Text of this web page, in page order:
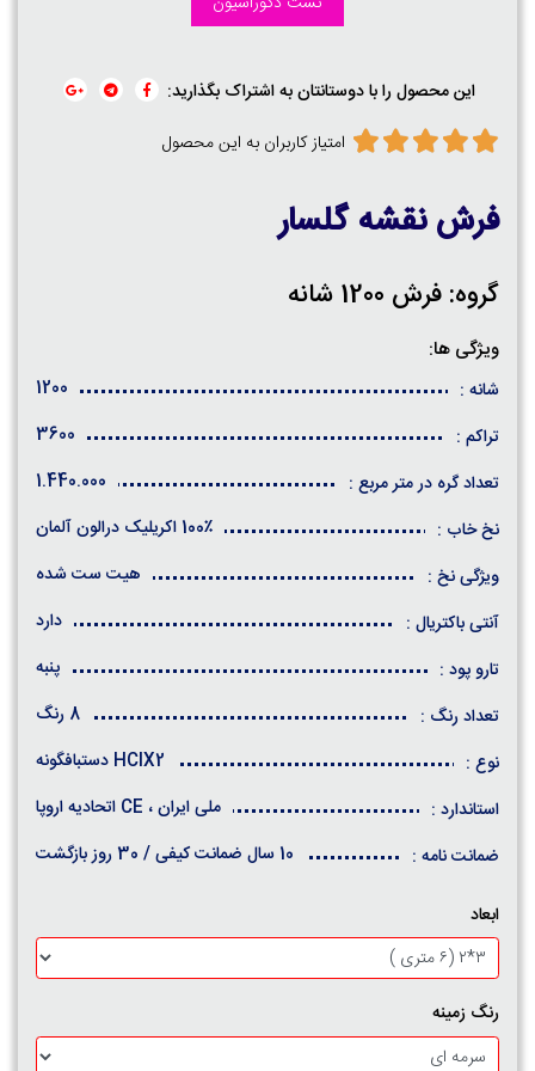
این محصول را با دوستانتان به اشتراک بگذارید:
امتیاز کاربران به این محصول
فرش نقشه گلسار
گروه: فرش 1200 شانه
ویژگی ها:
شانه :
1200
تراکم :
3600
تعداد گره در متر مربع :
1.440.000
نخ خاب :
100٪ اکریلیک درالون آلمان
ویژگی نخ :
هیت ست شده
آنتی باکتریال :
دارد
تارو پود :
پنبه
تعداد رنگ :
8 رنگ
نوع :
HCIX2 دستبافگونه
استاندارد :
ملی ایران ، CE اتحادیه اروپا
ضمانت نامه :
10 سال ضمانت کیفی / 30 روز بازگشت
ابعاد
رنگ زمینه